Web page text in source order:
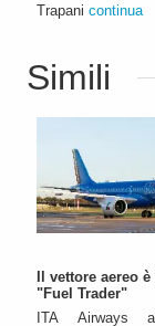
Trapani continua
Simili
Il vettore aereo
"Fuel Trader"
ITA Airways